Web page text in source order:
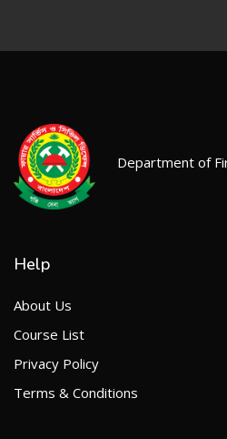
Department of
Help
About Us
Course List
Privacy Policy
Terms & Conditions